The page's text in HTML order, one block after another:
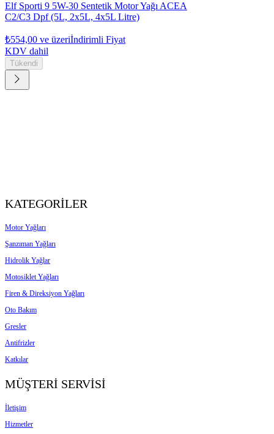
Elf Sporti 9 5W-30 Sentetik Motor Yağı ACEA
C2/C3 Dpf (5L, 2x5L, 4x5L Litre)
₺554,00 ve üzeriİndirimli Fiyat
KDV dahil
Tükendi
KATEGORİLER
Motor Yağları
Şanzıman Yağları
Hidrolik Yağlar
Motosiklet Yağları
Firen & Direksiyon Yağları
Oto Bakım
Gresler
Antifrizler
Katkılar
MÜŞTERİ SERVİSİ
İletişim
Hizmetler